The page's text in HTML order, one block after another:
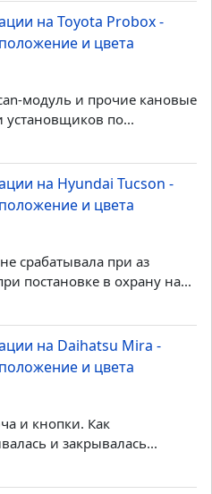
на Toyota Probox -
и цвета
модуль и прочие кановые
установщиков по...
на Hyundai Tucson -
и цвета
срабатывала при аз
постановке в охрану на...
на Daihatsu Mira -
и цвета
и кнопки. Как
и закрывалась...